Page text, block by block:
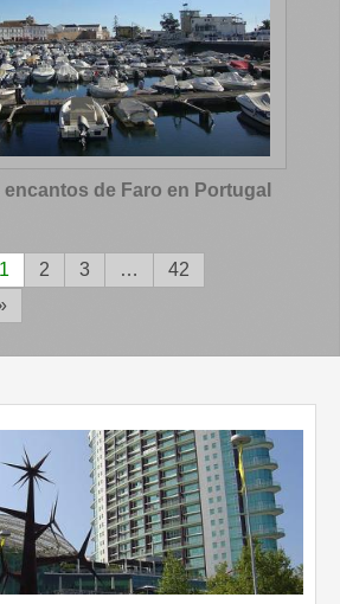
de Faro en Portugal
1 2 3 …
42